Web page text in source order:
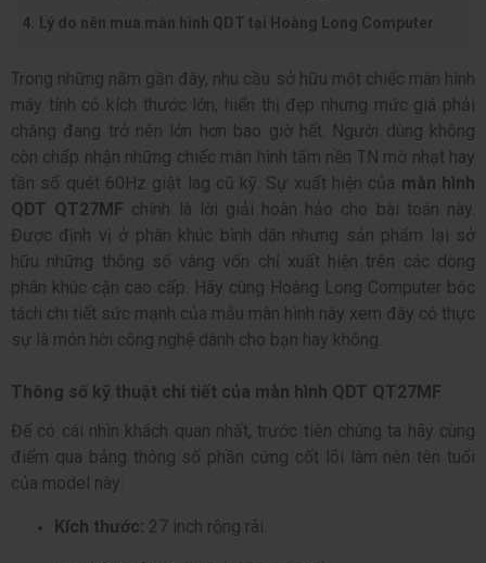
Lý do nên mua màn hình QDT tại Hoàng Long Computer
Trong những năm gần đây, nhu cầu sở hữu một chiếc màn hình
máy tính có kích thước lớn, hiển thị đẹp nhưng mức giá phải
chăng đang trở nên lớn hơn bao giờ hết. Người dùng không
còn chấp nhận những chiếc màn hình tấm nền TN mờ nhạt hay
tần số quét 60Hz giật lag cũ kỹ. Sự xuất hiện của màn hình
QDT QT27MF chính là lời giải hoàn hảo cho bài toán này.
Được định vị ở phân khúc bình dân nhưng sản phẩm lại sở
hữu những thông số vàng vốn chỉ xuất hiện trên các dòng
phân khúc cận cao cấp. Hãy cùng Hoàng Long Computer bóc
tách chi tiết sức mạnh của mẫu màn hình này xem đây có thực
sự là món hời công nghệ dành cho bạn hay không.
Thông số kỹ thuật chi tiết của màn hình QDT QT27MF
Để có cái nhìn khách quan nhất, trước tiên chúng ta hãy cùng
điểm qua bảng thông số phần cứng cốt lõi làm nên tên tuổi
của model này:
Kích thước: 27 inch rộng rãi.